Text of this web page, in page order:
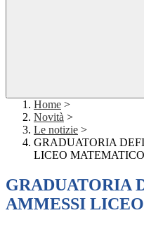
Home >
Novità >
Le notizie >
GRADUATORIA
LICEO MATEMATICO
GRADUATORIA
AMMESSI